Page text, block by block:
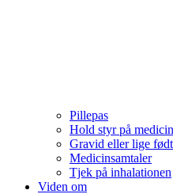
Pillepas
Hold styr på
Gravid eller lige født
Medicinsamtaler
Tjek på inhalationen
Viden om